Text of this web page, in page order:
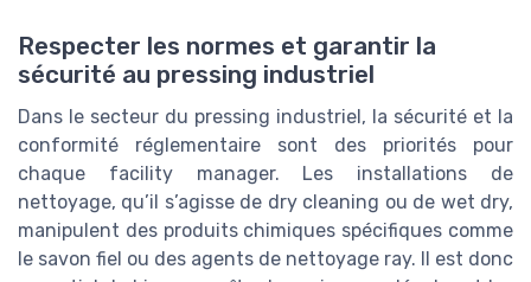
Respecter les normes et garantir la
sécurité au pressing industriel
Dans le secteur du pressing industriel, la sécurité et la
conformité réglementaire sont des priorités pour
chaque facility manager. Les installations de
nettoyage, qu’il s’agisse de dry cleaning ou de wet dry,
manipulent des produits chimiques spécifiques comme
le savon fiel ou des agents de nettoyage ray. Il est donc